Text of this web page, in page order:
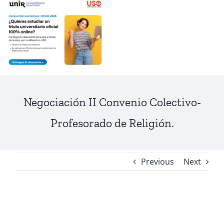
Negociación II Convenio Colectivo-
Profesorado de Religión.
Previous Next